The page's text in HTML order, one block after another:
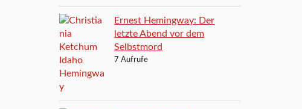
Ernest Hemingway: Der
letzte Abend vor dem
Selbstmord
7 Aufrufe